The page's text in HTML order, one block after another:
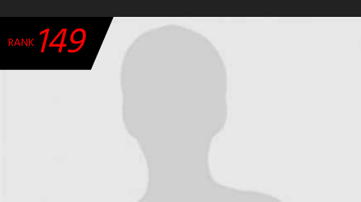
チーム・選手
加盟・登録
エントリー
RANK 149